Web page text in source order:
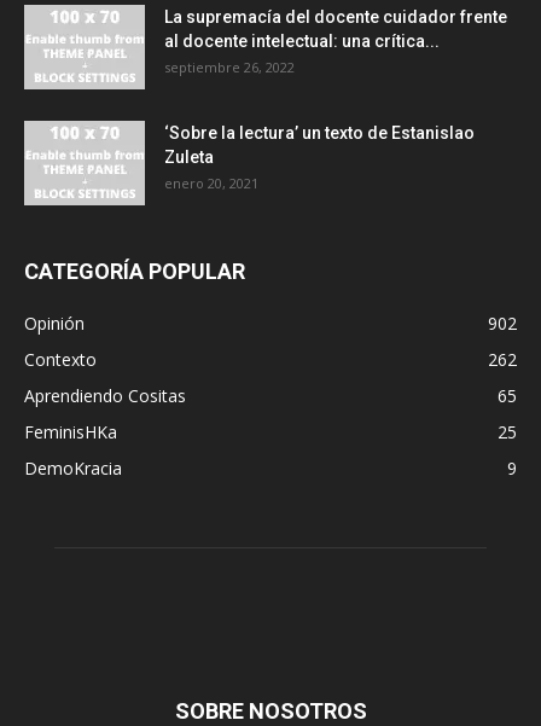
La supremacía del docente cuidador frente
al docente intelectual: una crítica...
septiembre 26, 2022
‘Sobre la lectura’ un texto de Estanislao
Zuleta
enero 20, 2021
CATEGORÍA POPULAR
Opinión
902
Contexto
262
Aprendiendo Cositas
65
FeminisHKa
25
DemoKracia
9
SOBRE NOSOTROS